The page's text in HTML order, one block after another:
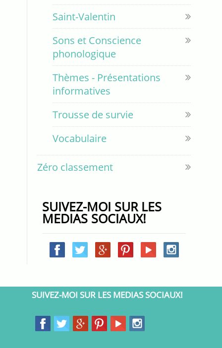
Saint-Valentin
Sons et Conscience
phonologique
Thèmes - Présentations
informatives
Trousse de survie
Vocabulaire
Zéro classement
SUIVEZ-MOI SUR LES
MEDIAS SOCIAUX!
SUIVEZ-MOI SUR LES MEDIAS SOCIAUX!